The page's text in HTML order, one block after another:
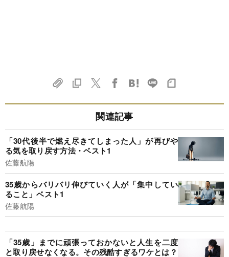
関連記事
「30代後半で燃え尽きてしまった人」が再びや
る気を取り戻す方法・ベスト1
佐藤航陽
35歳からバリバリ伸びていく人が「集中してい
ること」ベスト1
佐藤航陽
「35歳」までに頑張っておかないと人生を二度
と取り戻せなくなる。その残酷すぎるワケとは？